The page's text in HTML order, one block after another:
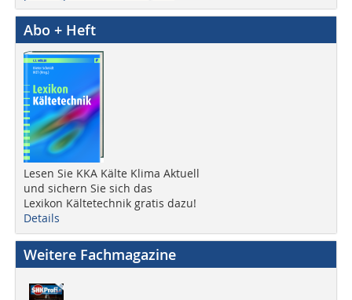
Abo + Heft
Lesen Sie KKA Kälte Klima Aktuell
und sichern Sie sich das
Lexikon Kältetechnik gratis dazu!
Details
Weitere Fachmagazine